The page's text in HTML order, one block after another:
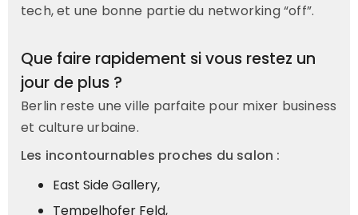
tech, et une bonne partie du networking “off”.
Que faire rapidement si vous restez un
jour de plus ?
Berlin reste une ville parfaite pour mixer business
et culture urbaine.
Les incontournables proches du salon :
East Side Gallery,
Tempelhofer Feld,